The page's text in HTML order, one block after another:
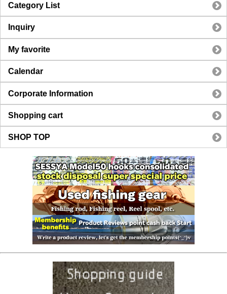
Category List
Inquiry
My favorite
Calendar
Corporate Information
Shopping cart
SHOP TOP